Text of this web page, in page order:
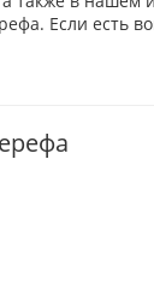
Если есть